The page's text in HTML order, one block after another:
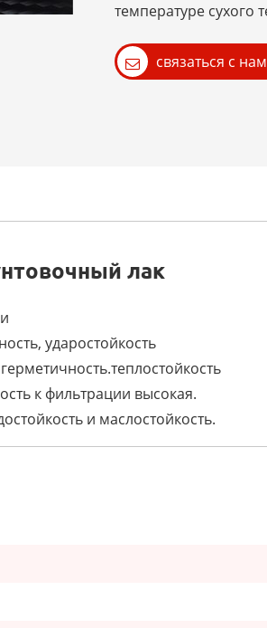
температуре сухого
связаться с
лак
ударостойкость
к фильтрации высокая.
и маслостойкость.